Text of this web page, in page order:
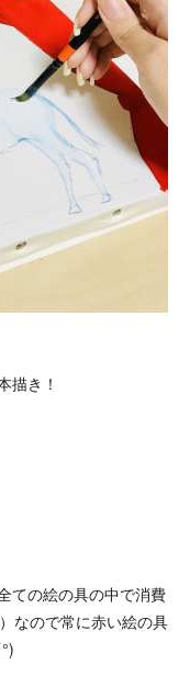
描き！
ての絵の具の中で消費
なので常に赤い絵の具